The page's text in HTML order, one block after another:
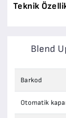
Teknik
Blend
Barkod
Otomatik